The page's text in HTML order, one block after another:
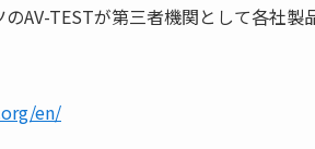
のAV-TESTが第三者機関として各社製
en/